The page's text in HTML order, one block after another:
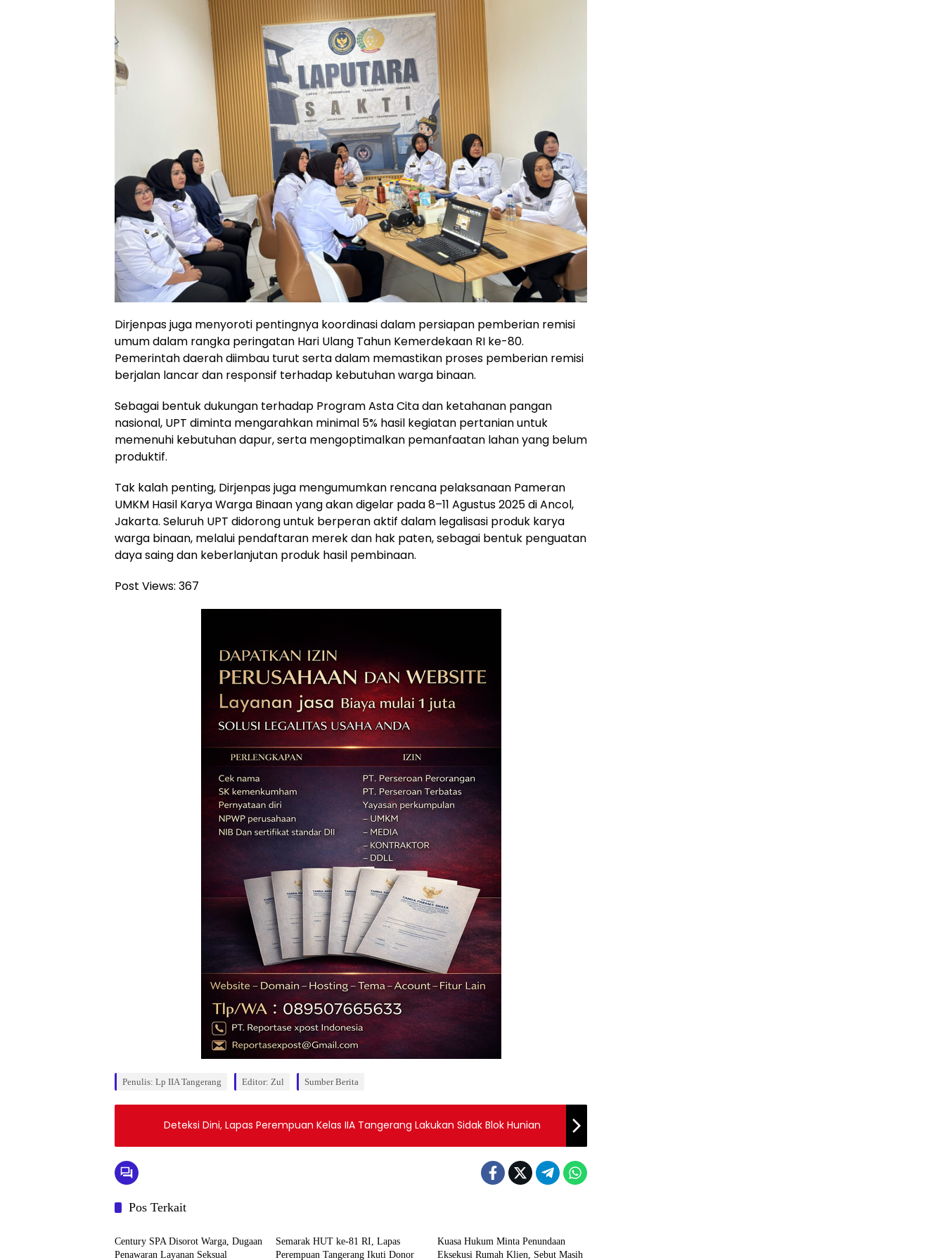
Dirjenpas juga menyoroti pentingnya koordinasi dalam persiapan pemberian remisi
umum dalam rangka peringatan Hari Ulang Tahun Kemerdekaan RI ke-80.
Pemerintah daerah diimbau turut serta dalam memastikan proses pemberian remisi
berjalan lancar dan responsif terhadap kebutuhan warga binaan.
Sebagai bentuk dukungan terhadap Program Asta Cita dan ketahanan pangan
nasional, UPT diminta mengarahkan minimal 5% hasil kegiatan pertanian untuk
memenuhi kebutuhan dapur, serta mengoptimalkan pemanfaatan lahan yang belum
produktif.
Tak kalah penting, Dirjenpas juga mengumumkan rencana pelaksanaan Pameran
UMKM Hasil Karya Warga Binaan yang akan digelar pada 8–11 Agustus 2025 di Ancol,
Jakarta. Seluruh UPT didorong untuk berperan aktif dalam legalisasi produk karya
warga binaan, melalui pendaftaran merek dan hak paten, sebagai bentuk penguatan
daya saing dan keberlanjutan produk hasil pembinaan.
Post Views: 367
Penulis: Lp IIA Tangerang Editor: Zul Sumber Berita
Deteksi Dini, Lapas Perempuan Kelas IIA Tangerang Lakukan Sidak Blok Hunian
Pos Terkait
Berita
Century SPA Disorot Warga, Dugaan
Penawaran Layanan Seksual
Semarak HUT ke-81 RI, Lapas
Perempuan Tangerang Ikuti Donor
Kuasa Hukum Minta Penundaan
Eksekusi Rumah Klien, Sebut Masih